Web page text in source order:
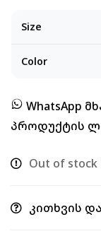
Size
Color
WhatsApp
პროდუქტის
Out of stock
კითხვის